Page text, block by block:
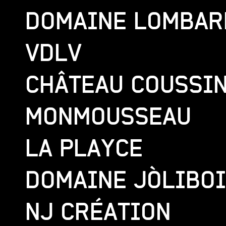
DOMAINE
VDLV
CHÂTEAU COUSSIN
MONMOUSSEAU
LA PLAYCE
DOMAINE
NJ CRÉATION